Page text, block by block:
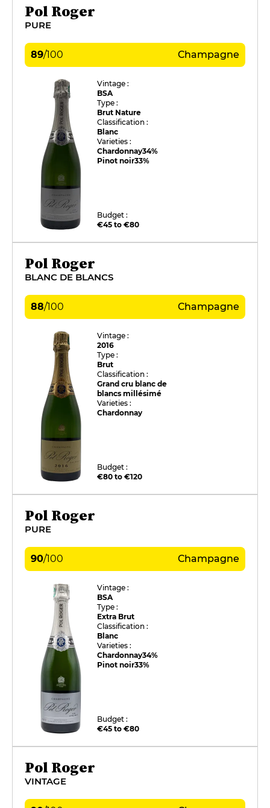
Pol Roger
PURE
89/100 Champagne
Vintage :
BSA
Type :
Brut Nature
Classification :
Blanc
Varieties :
Chardonnay34%
Pinot noir33%
Budget :
€45 to €80
Pol Roger
BLANC DE BLANCS
88/100 Champagne
Vintage :
2016
Type :
Brut
Classification :
Grand cru blanc de
blancs millésimé
Varieties :
Chardonnay
Budget :
€80 to €120
Pol Roger
PURE
90/100 Champagne
Vintage :
BSA
Type :
Extra Brut
Classification :
Blanc
Varieties :
Chardonnay34%
Pinot noir33%
Budget :
€45 to €80
Pol Roger
VINTAGE